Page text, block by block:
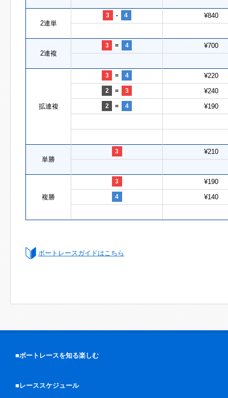
2連単
3 - 4 ¥840
2連複
3 = 4 ¥700
拡連複
3 = 4 ¥220
2 = 3 ¥240
2 = 4 ¥190
単勝
3 ¥210
複勝
3 ¥190
4 ¥140
ボートレースガイドはこちら
■ボートレースを知る楽しむ
■レーススケジュール